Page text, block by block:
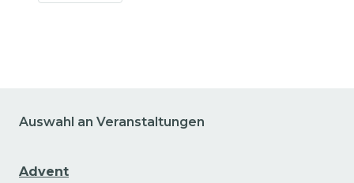
Auswahl an Veranstaltungen
Advent